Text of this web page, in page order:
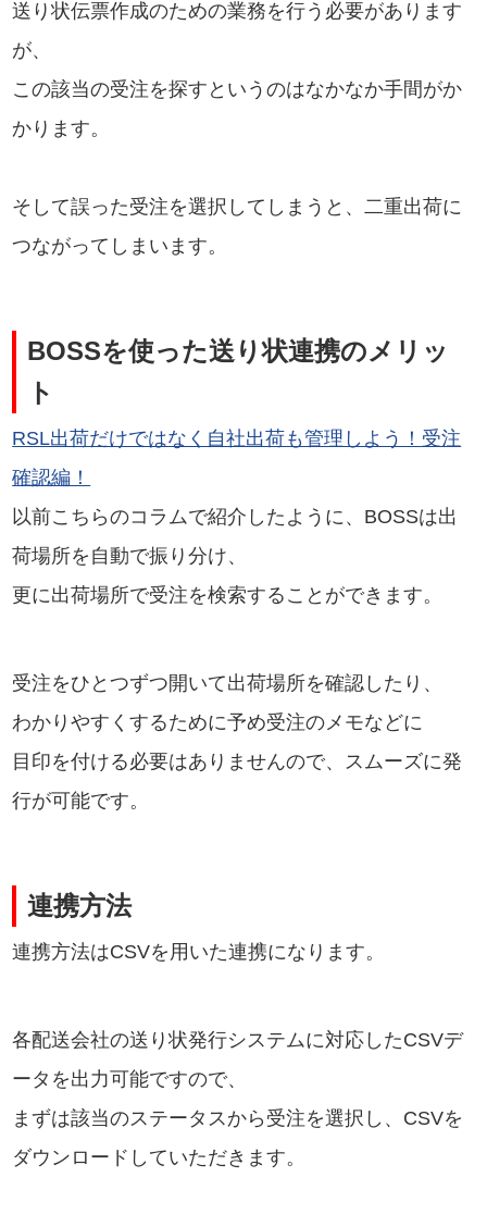
送り状伝票作成のための業務を行う必要があります
が、
この該当の受注を探すというのはなかなか手間がか
かります。
そして誤った受注を選択してしまうと、二重出荷に
つながってしまいます。
BOSSを使った送り状連携のメリッ
ト
RSL出荷だけではなく自社出荷も管理しよう！受注
確認編！
以前こちらのコラムで紹介したように、BOSSは出
荷場所を自動で振り分け、
更に出荷場所で受注を検索することができます。
受注をひとつずつ開いて出荷場所を確認したり、
わかりやすくするために予め受注のメモなどに
目印を付ける必要はありませんので、スムーズに発
行が可能です。
連携方法
連携方法はCSVを用いた連携になります。
各配送会社の送り状発行システムに対応したCSVデ
ータを出力可能ですので、
まずは該当のステータスから受注を選択し、CSVを
ダウンロードしていただきます。